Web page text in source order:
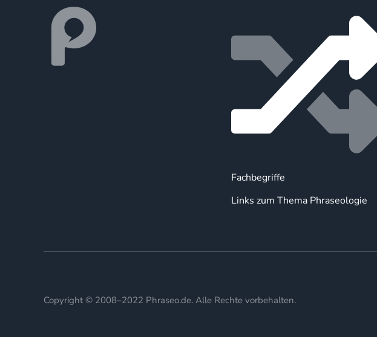
Fachbegriffe
Links zum Thema Phraseologie
Copyright © 2008–2022 Phraseo.de. Alle Rechte vorbehalten.